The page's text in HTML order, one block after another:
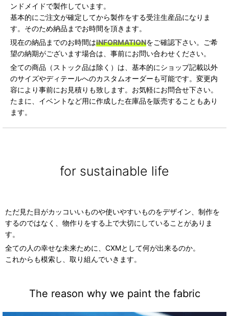
ンドメイドで製作しています。
基本的にご注文が確定してから製作をする受注生産品になりま
す。そのため納品までお時間を頂きます。
現在の納品までのお時間はINFORMATIONをご確認下さい。ご希
望の納期がございます場合は、事前にお問い合わせください。
全ての商品（ストック品は除く）は、基本的にショップ記載以外
のサイズやディテールへのカスタムオーダーも可能です。変更内
容により事前にお見積りも致します。お気軽にお問合せ下さい。
たまに、イベントなど用に作成した在庫品を販売することもあり
ます。
for sustainable life
ただ見た目がカッコいいものや使いやすいものをデザイン、制作を
するのではなく、物作りをする上で大切にしていることがありま
す。
全ての人の幸せな未来ために、CXMとして何が出来るのか。
これからも模索し、取り組んでいきます。
The reason why we paint the fabric